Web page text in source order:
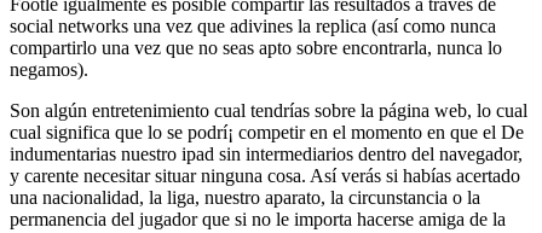
Footle igualmente es posible compartir las resultados a través de
social networks una vez que adivines la replica (así­ como nunca
compartirlo una vez que no seas apto sobre encontrarla, nunca lo
negamos).
Son algún entretenimiento cual tendrí­as sobre la página web, lo cual
cual significa que lo se podrí¡ competir en el momento en que el De
indumentarias nuestro ipad sin intermediarios dentro del navegador,
y carente necesitar situar ninguna cosa. Así verás si habías acertado
una nacionalidad, la liga, nuestro aparato, la circunstancia o la
permanencia del jugador que si no le importa hacerse amiga de la